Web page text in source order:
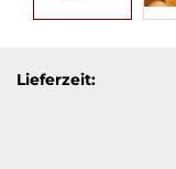
Lieferzeit: